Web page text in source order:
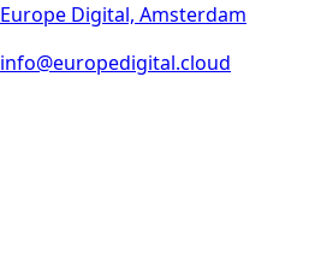
Europe Digital, Amsterdam
info@europedigital.cloud